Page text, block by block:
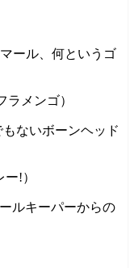
ール、何というゴ
ラメンゴ）
もないボーンヘッド
!）
ルキーパーからの